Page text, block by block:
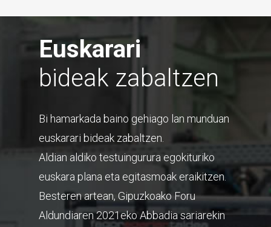
Euskarari
bideak zabaltzen
Bi hamarkada baino gehiago lan munduan
euskarari bideak zabaltzen.
Aldian aldiko testuingurura egokituriko
euskara plana eta egitasmoak eraikitzen.
Besteren artean, Gipuzkoako Foru
Aldundiaren 2021eko Abbadia sariarekin